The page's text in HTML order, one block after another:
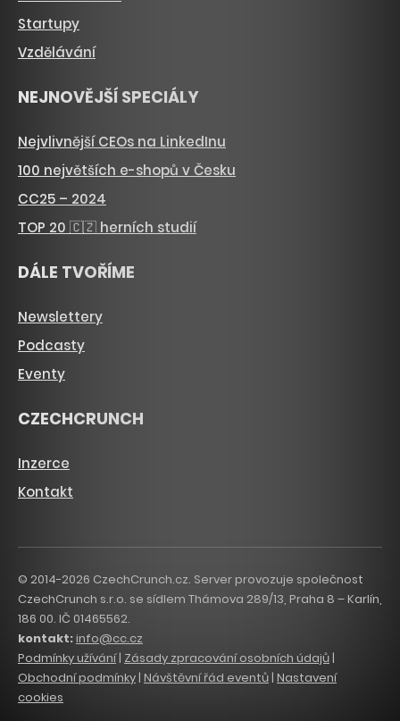
Startupy
Vzdělávání
NEJNOVĚJŠÍ SPECIÁLY
Nejvlivnější CEOs na LinkedInu
100 největších e-shopů v Česku
CC25 – 2024
TOP 20 🇨🇿 herních studií
DÁLE TVOŘÍME
Newslettery
Podcasty
Eventy
CZECHCRUNCH
Inzerce
Kontakt
© 2014-2026 CzechCrunch.cz. Server provozuje společnost
CzechCrunch s.r.o. se sídlem Thámova 289/13, Praha 8 – Karlín,
186 00. IČ 01465562.
kontakt:info@cc.cz
Podmínky užívání| Zásady zpracování osobních údajů|
Obchodní podmínky| Návštěvní řád eventů | Nastavení
cookies